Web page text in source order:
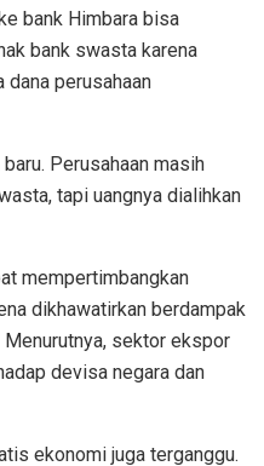
bank Himbara bisa
bank swasta karena
perusahaan
Perusahaan masih
tapi uangnya dialihkan
mempertimbangkan
dikhawatirkan berdampak
sektor ekspor
devisa negara dan
ekonomi juga terganggu.